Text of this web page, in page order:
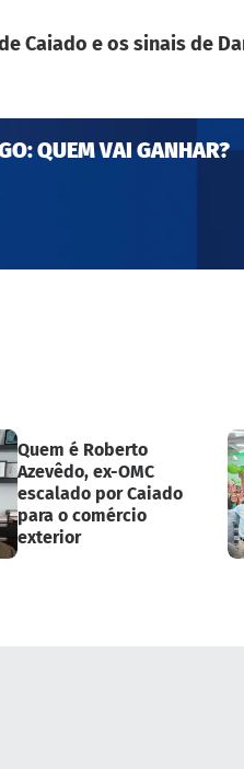
Caiado e os sinais de
QUEM VAI GANHAR?
Quem é Roberto
Azevêdo, ex-OMC
escalado por Caiado
para o comércio
exterior